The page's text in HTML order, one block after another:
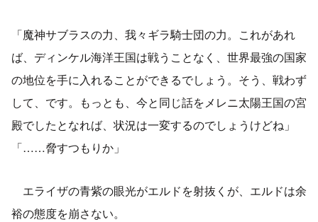
「魔神サブラスの力、我々ギラ騎士団の力。これがあれ
ば、ディンケル海洋王国は戦うことなく、世界最強の国家
の地位を手に入れることができるでしょう。そう、戦わず
して、です。もっとも、今と同じ話をメレニ太陽王国の宮
殿でしたとなれば、状況は一変するのでしょうけどね」
「……脅すつもりか」
エライザの青紫の眼光がエルドを射抜くが、エルドは余
裕の態度を崩さない。